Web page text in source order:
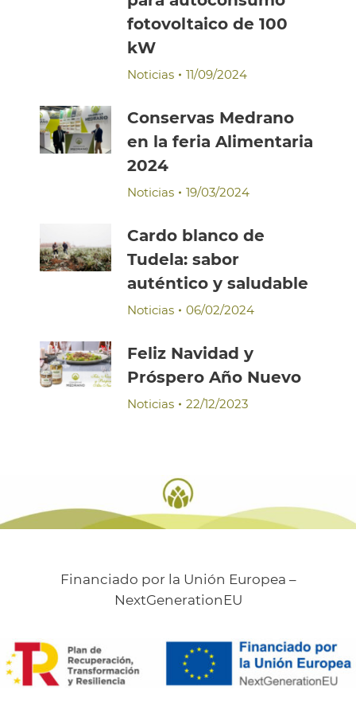
fotovoltaico de 100
kW
Noticias 11/09/2024
Conservas Medrano
en la feria Alimentaria
2024
Noticias 19/03/2024
Cardo blanco de
Tudela: sabor
auténtico y saludable
Noticias 06/02/2024
Feliz Navidad y
Próspero Año Nuevo
Noticias 22/12/2023
Financiado por la Unión Europea –
NextGenerationEU